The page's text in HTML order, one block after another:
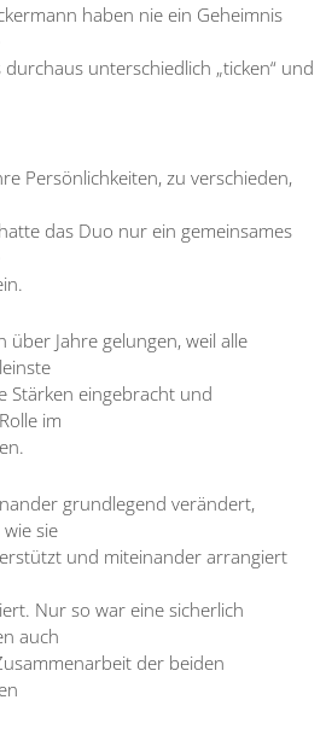
haben nie ein Geheimnis
unterschiedlich „ticken“ und
Persönlichkeiten, zu verschieden,
das Duo nur ein gemeinsames
über Jahre gelungen, weil alle
Stärken eingebracht und
im
grundlegend verändert,
sie
und miteinander arrangiert
Nur so war eine sicherlich
auch
der beiden